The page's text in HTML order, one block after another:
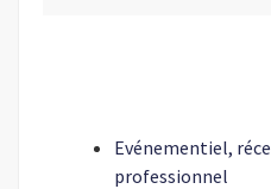
Evénementiel,
professionnel